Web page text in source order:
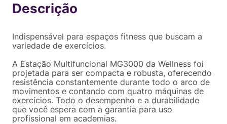
R$47.379,00
3
Indispensável para espaços fitness que buscam a
variedade de exercícios.
A Estação Multifuncional MG3000 da Wellness foi
projetada para ser compacta e robusta, oferecendo
resistência constantemente durante todo o arco de
movimentos e contando com quatro máquinas de
exercícios. Todo o desempenho e a durabilidade
que você espera com a garantia para uso
profissional em academias.